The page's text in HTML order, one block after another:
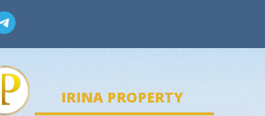
IRINA PROPERTY